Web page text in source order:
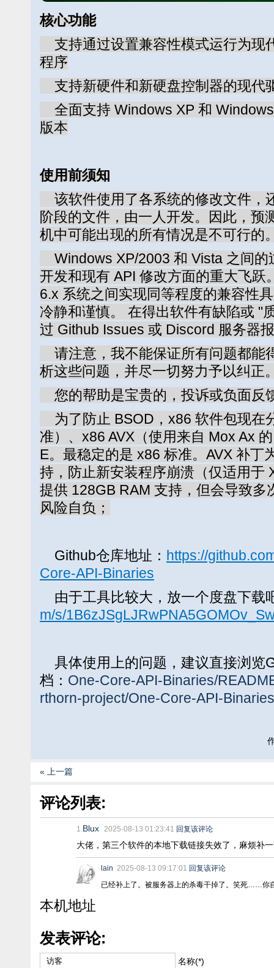
核心功能
支持通过设置兼容性模式运行为现
程序
支持新硬件和新硬盘控制器的现代
全面支持 Windows XP 和
版本
使用前须知
该软件使用了各系统的修改文件，
阶段的文件，由一人开发。因此，预
机中可能出现的所有情况是不可行的
Windows XP/2003 和 Vista 之间的
开发和现有 API 修改方面的重大飞跃
6.x 系统之间实现同等程度的兼容性
冷静和谨慎。 在得出软件有缺陷或 "
过 Github Issues 或 Discord 服务器
请注意，我不能保证所有问题都能
析这些问题，并尽一切努力予以纠正
您的帮助是宝贵的，投诉或负面反
为了防止 BSOD，x86 软件包现在
准）、x86 AVX（使用来自 Mox Ax
E。最稳定的是 x86 标准。AVX 补丁
持，防止新安装程序崩溃（仅适用于
提供 128GB RAM 支持，但会导致多
风险自负；
Github仓库地址： https://
Core-API-Binaries
由于工具比较大，放一个度盘下载
m/s/
具体使用上的问题，建议直接浏览
档： One-Core-API-Binaries/
rthorn-project/One-Core-API-
« 上一篇
评论列表:
1. Blux 2025-08-13 01:23:41 回复该评论
大佬，第三个软件的本地下载链接失效了，麻烦补
lain 2025-08-13 09:17:01 回复该评论
已经补上了。被服务器上的杀毒干掉了。笑死……
本机地址
发表评论:
名称(*)